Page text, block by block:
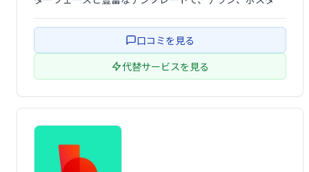
く作成できます。チームでの共同作業もスムーズに行え、
効率的なデザインワークフローを実現しま …
口コミを見る
代替サービスを見る